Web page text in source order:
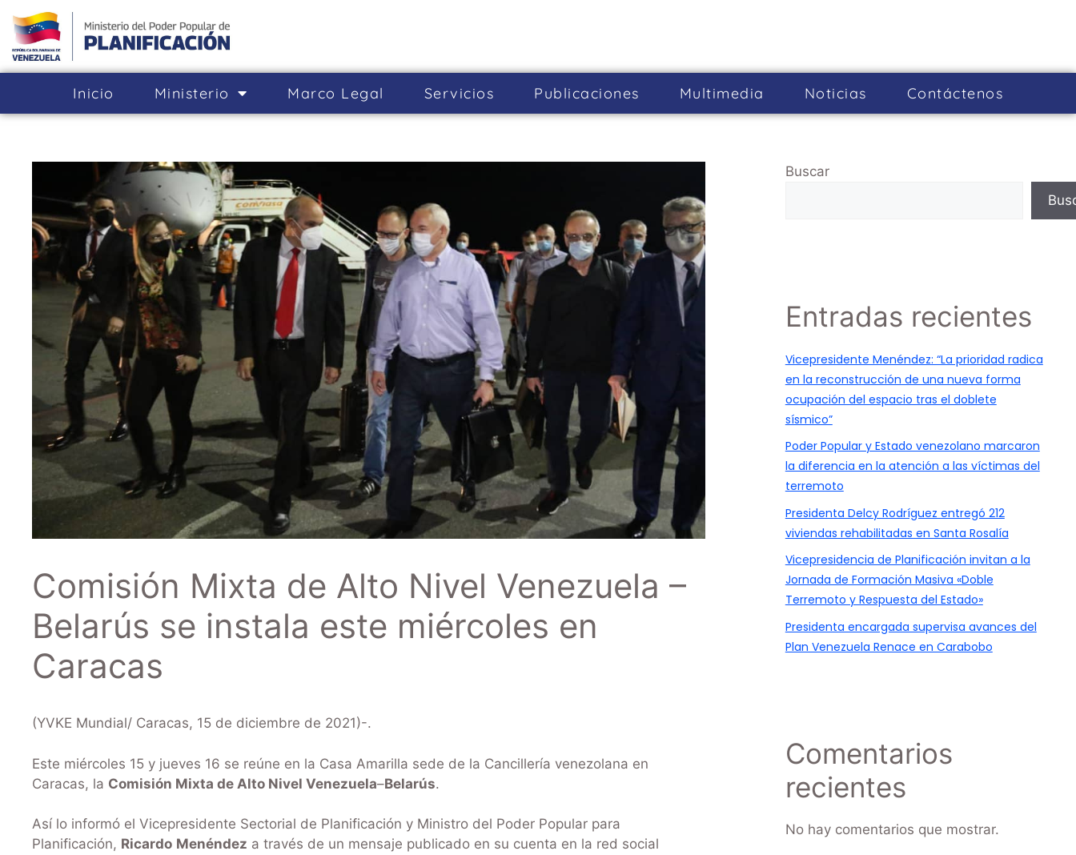
Inicio Ministerio Marco Legal Servicios Publicaciones Multimedia Noticias Cont­áctenos
Comisión Mixta de Alto Nivel Venezuela –
Belarús se instala este miércoles en
Caracas
(YVKE Mundial/ Caracas, 15 de diciembre de 2021)-.
Este miércoles 15 y jueves 16 se reúne en la Casa Amarilla sede de la Cancillería venezolana en
Caracas, la Comisión Mixta de Alto Nivel Venezuela–Belarús.
Así lo informó el Vicepresidente Sectorial de Planificación y Ministro del Poder Popular para
Planificación, Ricardo Menéndez a través de un mensaje publicado en su cuenta en la red social
Buscar
Entradas recientes
Vicepresidente Menéndez: “La prioridad radica
en la reconstrucción de una nueva forma
ocupación del espacio tras el doblete
sísmico”
Poder Popular y Estado venezolano marcaron
la diferencia en la atención a las víctimas del
terremoto
Presidenta Delcy Rodríguez entregó 212
viviendas rehabilitadas en Santa Rosalía
Vicepresidencia de Planificación invitan a la
Jornada de Formación Masiva «Doble
Terremoto y Respuesta del Estado»
Presidenta encargada supervisa avances del
Plan Venezuela Renace en Carabobo
Comentarios
recientes
No hay comentarios que mostrar.